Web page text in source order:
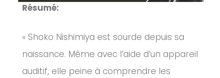
Résumé:
« Shoko Nishimiya est sourde depuis sa
naissance. Même avec l’aide d’un appareil
auditif, elle peine à comprendre les